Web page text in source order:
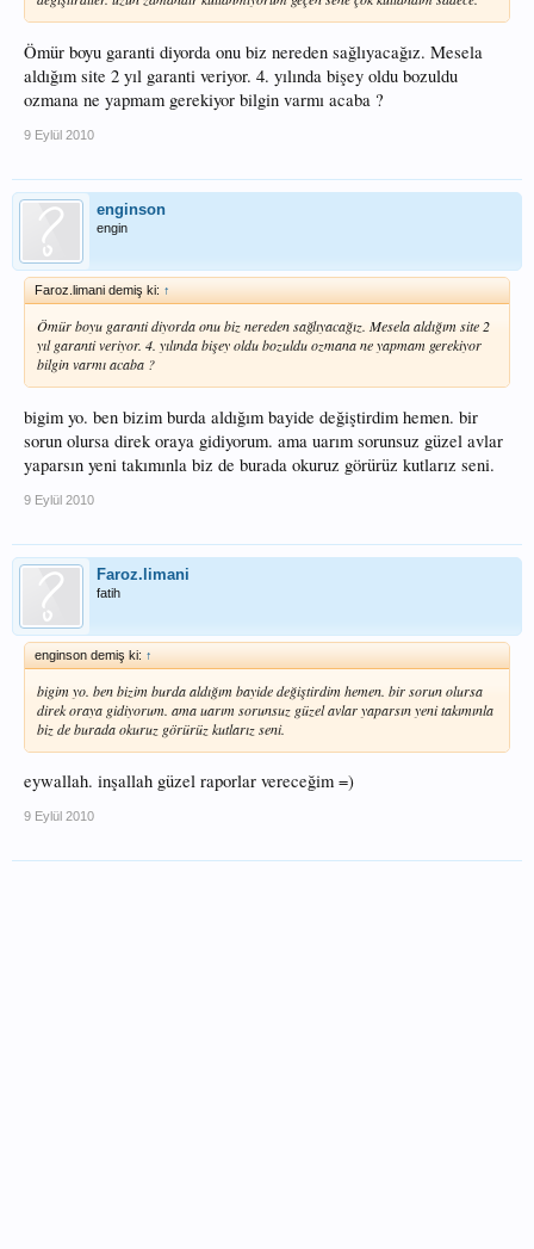
Ömür boyu garanti diyorda onu biz nereden sağlıyacağız. Mesela
aldığım site 2 yıl garanti veriyor. 4. yılında bişey oldu bozuldu
ozmana ne yapmam gerekiyor bilgin varmı acaba ?
9 Eylül 2010
enginson
engin
Faroz.limani demiş ki: ↑
Ömür boyu garanti diyorda onu biz nereden sağlıyacağız. Mesela aldığım site 2
yıl garanti veriyor. 4. yılında bişey oldu bozuldu ozmana ne yapmam gerekiyor
bilgin varmı acaba ?
bigim yo. ben bizim burda aldığım bayide değiştirdim hemen. bir
sorun olursa direk oraya gidiyorum. ama uarım sorunsuz güzel avlar
yaparsın yeni takımınla biz de burada okuruz görürüz kutlarız seni.
9 Eylül 2010
Faroz.limani
fatih
enginson demiş ki: ↑
bigim yo. ben bizim burda aldığım bayide değiştirdim hemen. bir sorun olursa
direk oraya gidiyorum. ama uarım sorunsuz güzel avlar yaparsın yeni takımınla
biz de burada okuruz görürüz kutlarız seni.
eywallah. inşallah güzel raporlar vereceğim =)
9 Eylül 2010